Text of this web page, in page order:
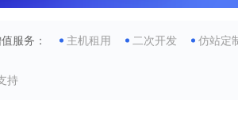
服务： 主机租用 二次开发 仿站定
持